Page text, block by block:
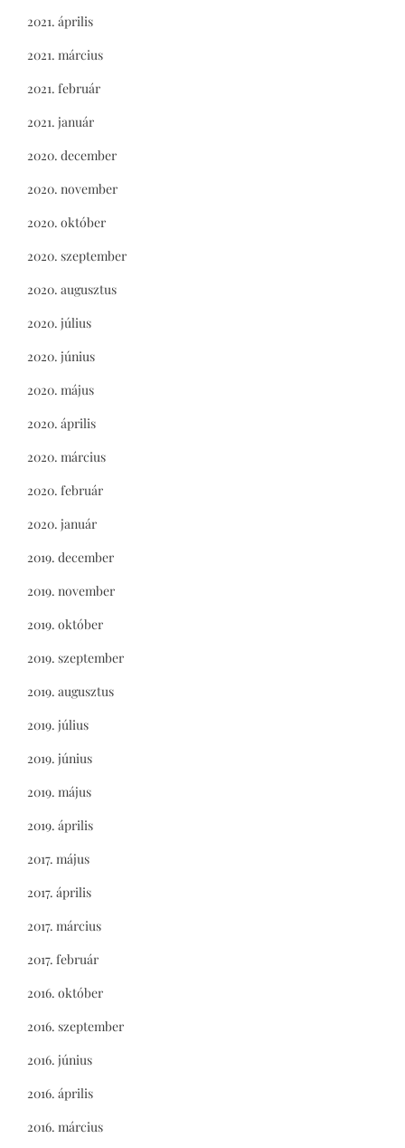
2021. április
2021. március
2021. február
2021. január
2020. december
2020. november
2020. október
2020. szeptember
2020. augusztus
2020. július
2020. június
2020. május
2020. április
2020. március
2020. február
2020. január
2019. december
2019. november
2019. október
2019. szeptember
2019. augusztus
2019. július
2019. június
2019. május
2019. április
2017. május
2017. április
2017. március
2017. február
2016. október
2016. szeptember
2016. június
2016. április
2016. március